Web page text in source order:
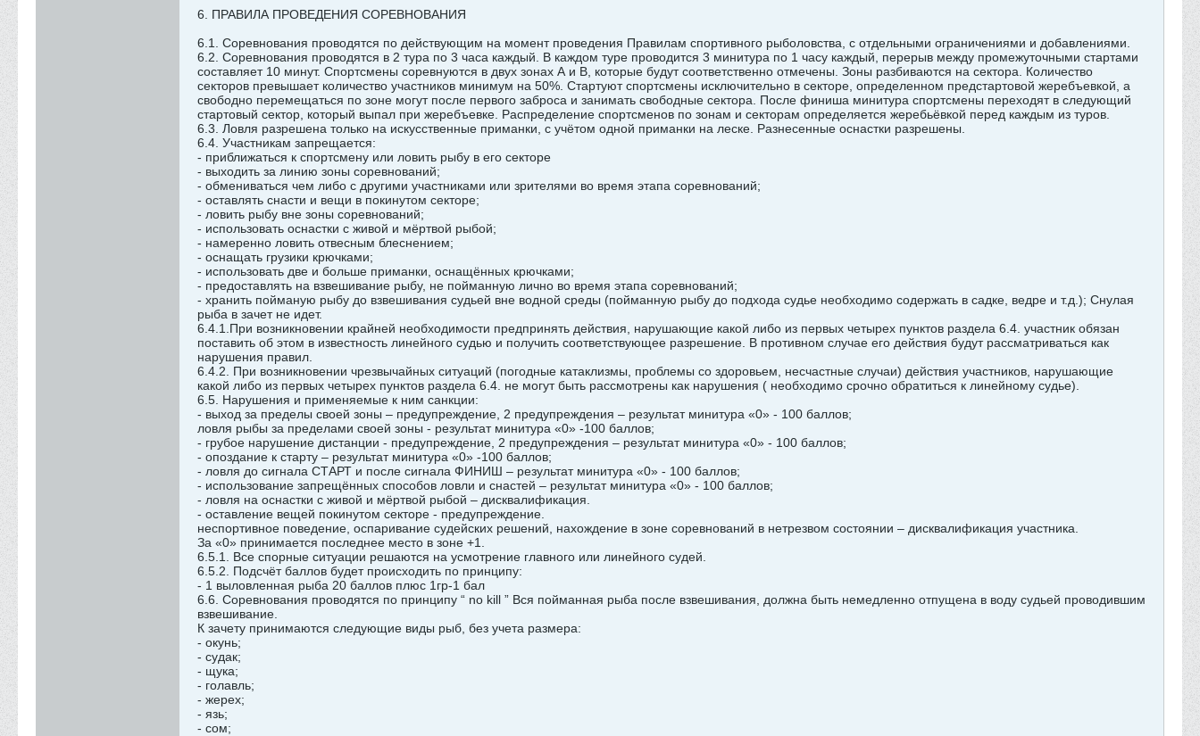
6. ПРАВИЛА ПРОВЕДЕНИЯ СОРЕВНОВАНИЯ
6.1. Соревнования проводятся по действующим на момент проведения Правилам спортивного рыболовства, с отдельными ограничениями и добавлениями.
6.2. Соревнования проводятся в 2 тура по 3 часа каждый. В каждом туре проводится 3 минитура по 1 часу каждый, перерыв между промежуточными стартами
составляет 10 минут. Спортсмены соревнуются в двух зонах А и В, которые будут соответственно отмечены. Зоны разбиваются на сектора. Количество
секторов превышает количество участников минимум на 50%. Стартуют спортсмены исключительно в секторе, определенном предстартовой жеребъевкой, а
свободно перемещаться по зоне могут после первого заброса и занимать свободные сектора. После финиша минитура спортсмены переходят в следующий
стартовый сектор, который выпал при жеребъевке. Распределение спортсменов по зонам и секторам определяется жеребьёвкой перед каждым из туров.
6.3. Ловля разрешена только на искусственные приманки, с учётом одной приманки на леске. Разнесенные оснастки разрешены.
6.4. Участникам запрещается:
- приближаться к спортсмену или ловить рыбу в его секторе
- выходить за линию зоны соревнований;
- обмениваться чем либо с другими участниками или зрителями во время этапа соревнований;
- оставлять снасти и вещи в покинутом секторе;
- ловить рыбу вне зоны соревнований;
- использовать оснастки с живой и мёртвой рыбой;
- намеренно ловить отвесным блеснением;
- оснащать грузики крючками;
- использовать две и больше приманки, оснащённых крючками;
- предоставлять на взвешивание рыбу, не пойманную лично во время этапа соревнований;
- хранить пойманую рыбу до взвешивания судьей вне водной среды (пойманную рыбу до подхода судье необходимо содержать в садке, ведре и т.д.); Снулая
рыба в зачет не идет.
6.4.1.При возникновении крайней необходимости предпринять действия, нарушающие какой либо из первых четырех пунктов раздела 6.4. участник обязан
поставить об этом в известность линейного судью и получить соответствующее разрешение. В противном случае его действия будут рассматриваться как
нарушения правил.
6.4.2. При возникновении чрезвычайных ситуаций (погодные катаклизмы, проблемы со здоровьем, несчастные случаи) действия участников, нарушающие
какой либо из первых четырех пунктов раздела 6.4. не могут быть рассмотрены как нарушения ( необходимо срочно обратиться к линейному судье).
6.5. Нарушения и применяемые к ним санкции:
- выход за пределы своей зоны – предупреждение, 2 предупреждения – результат минитура «0» - 100 баллов;
ловля рыбы за пределами своей зоны - результат минитура «0» -100 баллов;
- грубое нарушение дистанции - предупреждение, 2 предупреждения – результат минитура «0» - 100 баллов;
- опоздание к старту – результат минитура «0» -100 баллов;
- ловля до сигнала СТАРТ и после сигнала ФИНИШ – результат минитура «0» - 100 баллов;
- использование запрещённых способов ловли и снастей – результат минитура «0» - 100 баллов;
- ловля на оснастки с живой и мёртвой рыбой – дисквалификация.
- оставление вещей покинутом секторе - предупреждение.
неспортивное поведение, оспаривание судейских решений, нахождение в зоне соревнований в нетрезвом состоянии – дисквалификация участника.
За «0» принимается последнее место в зоне +1.
6.5.1. Все спорные ситуации решаются на усмотрение главного или линейного судей.
6.5.2. Подсчёт баллов будет происходить по принципу:
- 1 выловленная рыба 20 баллов плюс 1гр-1 бал
6.6. Соревнования проводятся по принципу “ no kill ” Вся пойманная рыба после взвешивания, должна быть немедленно отпущена в воду судьей проводившим
взвешивание.
К зачету принимаются следующие виды рыб, без учета размера:
- окунь;
- судак;
- щука;
- голавль;
- жерех;
- язь;
- сом;